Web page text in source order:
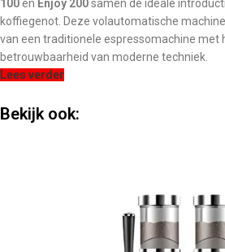
100en Enjoy 200samen de ideale
koffiegenot. Deze volautomatische
van een traditionele espressomachine met
betrouwbaarheid van moderne techniek.
Lees verder
Bekijk ook: